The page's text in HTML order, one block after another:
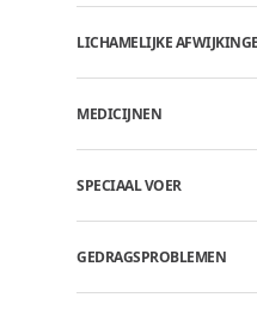
LICHAMELIJKE
MEDICIJNEN
SPECIAAL VOER
GEDRAGSPROBLEMEN